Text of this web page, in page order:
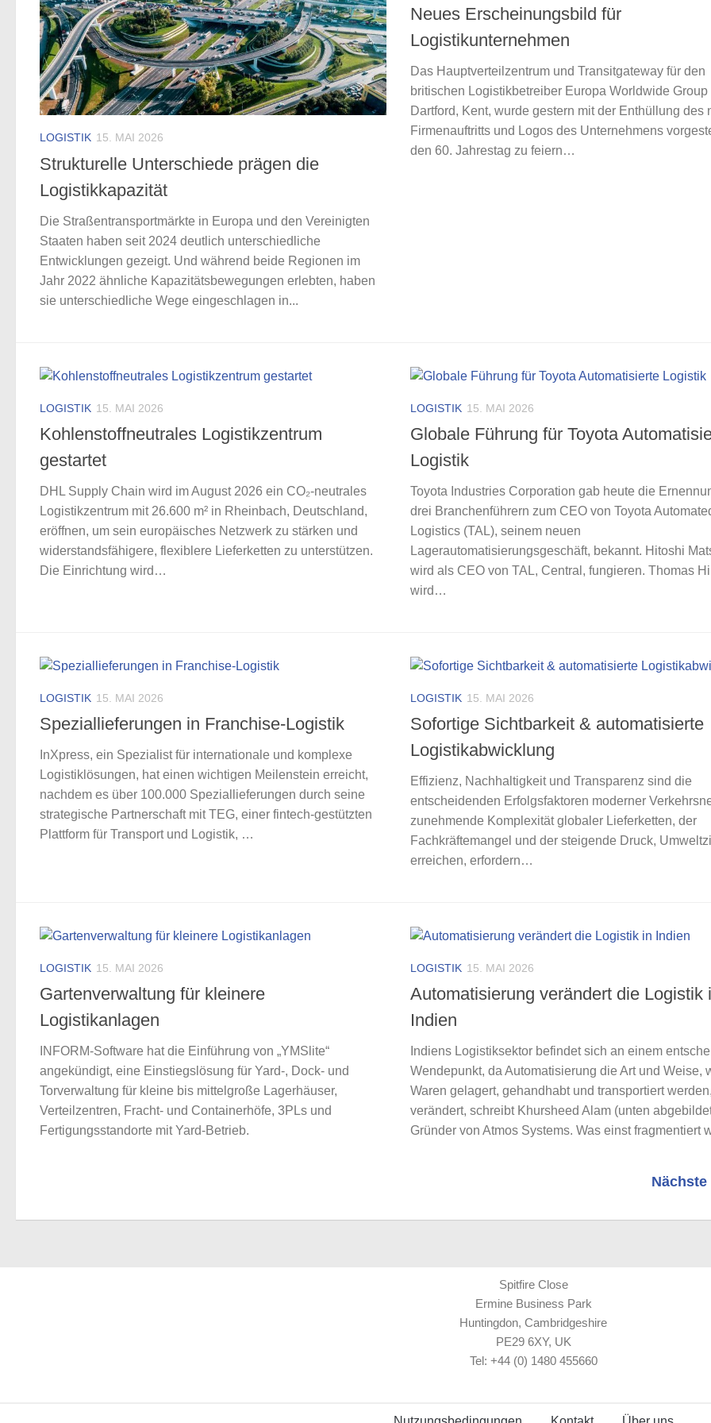
LOGISTIK 15. MAI 2026
Strukturelle Unterschiede prägen die
Logistikkapazität
Die Straßentransportmärkte in Europa und den Vereinigten
Staaten haben seit 2024 deutlich unterschiedliche
Entwicklungen gezeigt. Und während beide Regionen im
Jahr 2022 ähnliche Kapazitätsbewegungen erlebten, haben
sie unterschiedliche Wege eingeschlagen in...
Neues Erscheinungsbild für
Logistikunternehmen
Das Hauptverteilzentrum und Transitgateway für den
britischen Logistikbetreiber Europa Worldwide Group
Dartford, Kent, wurde gestern mit der Enthüllung des
Firmenauftritts und Logos des Unternehmens
den 60. Jahrestag zu feiern…
LOGISTIK 15. MAI 2026
Kohlenstoffneutrales Logistikzentrum
gestartet
DHL Supply Chain wird im August 2026 ein CO₂-neutrales
Logistikzentrum mit 26.600 m² in Rheinbach, Deutschland,
eröffnen, um sein europäisches Netzwerk zu stärken und
widerstandsfähigere, flexiblere Lieferketten zu unterstützen.
Die Einrichtung wird…
LOGISTIK 15. MAI 2026
Globale Führung für Toyota
Logistik
Toyota Industries Corporation gab heute die
drei Branchenführern zum CEO von Toyota
Logistics (TAL), seinem neuen
Lagerautomatisierungsgeschäft, bekannt. Hitoshi
wird als CEO von TAL, Central, fungieren. Thomas
wird…
LOGISTIK 15. MAI 2026
Speziallieferungen in Franchise-Logistik
InXpress, ein Spezialist für internationale und komplexe
Logistiklösungen, hat einen wichtigen Meilenstein erreicht,
nachdem es über 100.000 Speziallieferungen durch seine
strategische Partnerschaft mit TEG, einer fintech-gestützten
Plattform für Transport und Logistik, …
LOGISTIK 15. MAI 2026
Sofortige Sichtbarkeit & automatisierte
Logistikabwicklung
Effizienz, Nachhaltigkeit und Transparenz sind die
entscheidenden Erfolgsfaktoren moderner
zunehmende Komplexität globaler Lieferketten, der
Fachkräftemangel und der steigende Druck,
erreichen, erfordern…
LOGISTIK 15. MAI 2026
Gartenverwaltung für kleinere
Logistikanlagen
INFORM-Software hat die Einführung von „YMSlite“
angekündigt, eine Einstiegslösung für Yard-, Dock- und
Torverwaltung für kleine bis mittelgroße Lagerhäuser,
Verteilzentren, Fracht- und Containerhöfe, 3PLs und
Fertigungsstandorte mit Yard-Betrieb.
LOGISTIK 15. MAI 2026
Automatisierung verändert die Logistik
Indien
Indiens Logistiksektor befindet sich an einem
Wendepunkt, da Automatisierung die Art und Weise,
Waren gelagert, gehandhabt und transportiert
verändert, schreibt Khursheed Alam (unten
Gründer von Atmos Systems. Was einst fragmentiert
Nächste
Spitfire Close
Ermine Business Park
Huntingdon, Cambridgeshire
PE29 6XY, UK
Tel: +44 (0) 1480 455660